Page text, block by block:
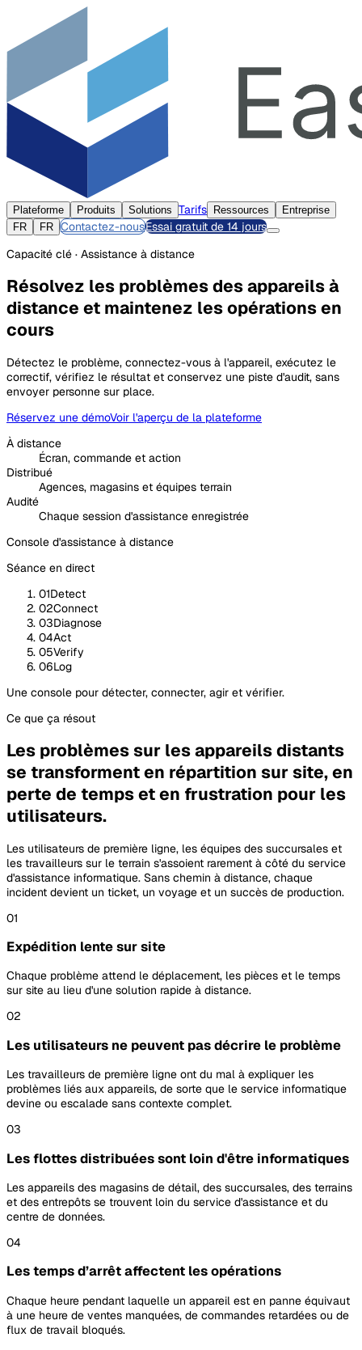
Plateforme Produits Solutions Tarifs Ressources
Entreprise
FR
FR Contactez-nousEssai gratuit de 14 jours
Capacité clé · Assistance à distance
Résolvez les problèmes des appareils à
distance et maintenez les opérations en
cours
Détectez le problème, connectez-vous à l'appareil, exécutez le
correctif, vérifiez le résultat et conservez une piste d'audit, sans
envoyer personne sur place.
Réservez une démoVoir l'aperçu de la plateforme
À distance
Écran, commande et action
Distribué
Agences, magasins et équipes terrain
Audité
Chaque session d'assistance enregistrée
Console d'assistance à distance
Séance en direct
01Detect
02Connect
03Diagnose
04Act
05Verify
06Log
Une console pour détecter, connecter, agir et vérifier.
Ce que ça résout
Les problèmes sur les appareils distants
se transforment en répartition sur site, en
perte de temps et en frustration pour les
utilisateurs.
Les utilisateurs de première ligne, les équipes des succursales et
les travailleurs sur le terrain s'assoient rarement à côté du service
d'assistance informatique. Sans chemin à distance, chaque
incident devient un ticket, un voyage et un succès de production.
01
Expédition lente sur site
Chaque problème attend le déplacement, les pièces et le temps
sur site au lieu d'une solution rapide à distance.
02
Les utilisateurs ne peuvent pas décrire le problème
Les travailleurs de première ligne ont du mal à expliquer les
problèmes liés aux appareils, de sorte que le service informatique
devine ou escalade sans contexte complet.
03
Les flottes distribuées sont loin d'être informatiques
Les appareils des magasins de détail, des succursales, des terrains
et des entrepôts se trouvent loin du service d'assistance et du
centre de données.
04
Les temps d’arrêt affectent les opérations
Chaque heure pendant laquelle un appareil est en panne équivaut
à une heure de ventes manquées, de commandes retardées ou de
flux de travail bloqués.